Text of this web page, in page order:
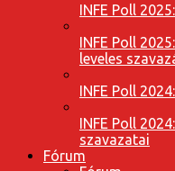
INFE Poll
INFE Poll
leveles
INFE Poll
INFE Poll
szavazatai
Fórum